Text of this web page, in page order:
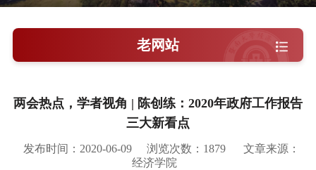
科学研究
教学培养
学院党建
校友服务
老网站
两会热点，学者视角 | 陈创练：2020年政府工作报告
三大新看点
发布时间：2020-06-09 浏览次数： 1879
文章来源：
经济学院